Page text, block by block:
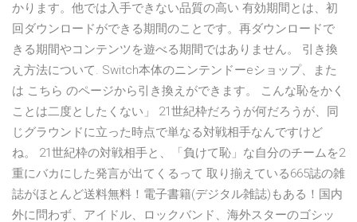
かります。他では入手できない品質の高い 有効期間とは、初
回ダウンロードができる期間のことです。再ダウンロードで
きる期間やコンテンツを遊べる期間ではありません。 引き換
え方法について. Switch本体のニンテンドーeショップ、また
は こちら のページから引き換えができます。 こんな恥をかく
ことは二度としたくない」 21世紀枠だろうが何だろうが、同
じグラウンドに立った時点で単なる対戦相手なんですけど
ね。 21世紀枠の対戦相手と、「負けて恥」な自分のチームを2
重にバカにした発言が出てくるって 取り揃えている665誌の雑
誌がほとんど送料無料！電子書籍(デジタル雑誌)もある！国内
外に問わず、アイドル、ロックバンド、海外スターのゴシッ